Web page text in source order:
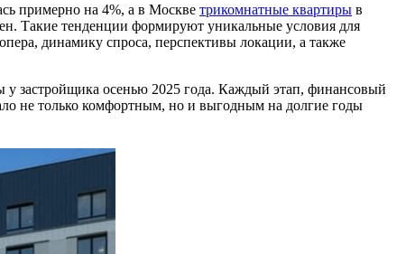
примерно на 4%, а в Москве трикомнатные квартиры в
Такие тенденции формируют уникальные условия для
динамику спроса, перспективы локации, а также
у застройщика осенью 2025 года. Каждый этап, финансовый
не только комфортным, но и выгодным на долгие годы